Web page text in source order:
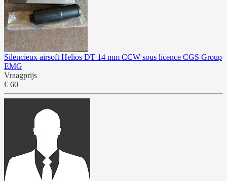
Silencieux airsoft Helios DT 14 mm CCW sous licence CGS Group
EMG
Vraagprijs
€ 60